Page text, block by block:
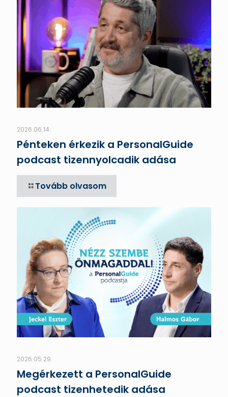
2026.06.14.
Pénteken érkezik a PersonalGuide
podcast tizennyolcadik adása
Tovább olvasom
2026.05.29.
Megérkezett a PersonalGuide
podcast tizenhetedik adása